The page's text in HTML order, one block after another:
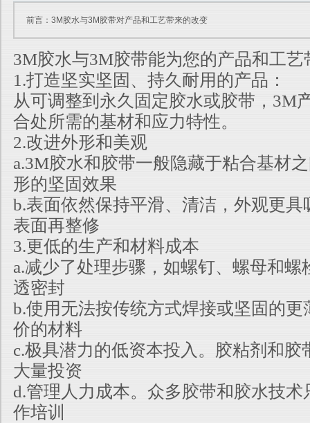
前言：3M胶水与3M胶带对产品和工艺带来的改变
3M胶水与3M胶带能为您的产品和工艺
1.打造坚实坚固、持久耐用的产品：
从可调整到永久固定胶水或胶带，3M
合处所需的基材和应力特性。
2.改进外形和美观
a.3M胶水和胶带一般隐藏于粘合基材
形的坚固效果
b.表面依然保持平滑、清洁，外观更具
表面再整修
3.更低的生产和材料成本
a.减少了处理步骤，如螺钉、螺母和螺
透密封
b.使用无法按传统方式焊接或坚固的更
价的材料
c.极具潜力的低资本投入。胶粘剂和胶
大量投资
d.管理人力成本。众多胶带和胶水技术
作培训